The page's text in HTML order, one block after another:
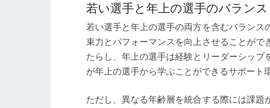
若い選手と年上の選手のバランス
若い選手と年上の選手の両方を含むバラン
束力とパフォーマンスを向上させることが
たらし、年上の選手は経験とリーダーシッ
が年上の選手から学ぶことができるサポート
ただし、異なる年齢層を統合する際には課題